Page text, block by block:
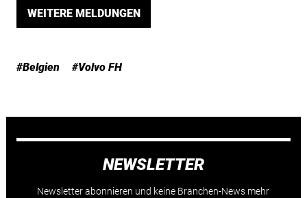
WEITERE MELDUNGEN
#Belgien #Volvo FH
NEWSLETTER
Newsletter abonnieren und keine Branchen-News mehr